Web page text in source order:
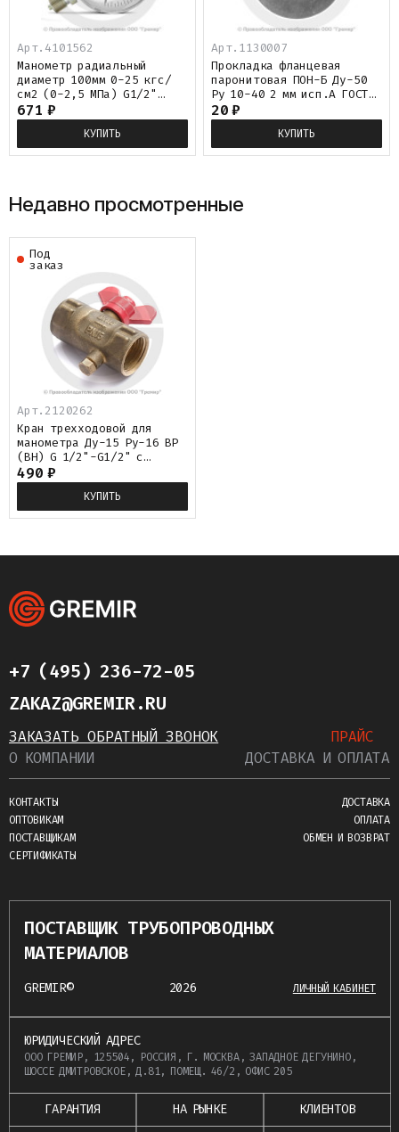
Арт.4101562
Манометр радиальный
диаметр 100мм 0-25 кгс/
см2 (0-2,5 МПа) G1/2"
МТ-100 Багория
671 ₽
КУПИТЬ
Арт.1130007
Прокладка фланцевая
паронитовая ПОН-Б Ду-50
Ру 10-40 2 мм исп.А ГОСТ
15180-86
20 ₽
КУПИТЬ
Недавно просмотренные
Арт. 2120262
Под
заказ
Кран трехходовой для
манометра Ду-15 Ру-16 ВР
(ВН) G 1/2"-G1/2" с
краном маевского ПЕНЗА
11б27п(м)2
490 ₽
КУПИТЬ
+7 (495) 236-72-05
ZAKAZ@GREMIR.RU
ЗАКАЗАТЬ ОБРАТНЫЙ ЗВОНОК
ПРАЙС
О КОМПАНИИ
КОНТАКТЫ
ОПТОВИКАМ
ПОСТАВЩИКАМ
СЕРТИФИКАТЫ
ДОСТАВКА И ОПЛАТА
ДОСТАВКА
ОПЛАТА
ОБМЕН И ВОЗВРАТ
ПОСТАВЩИК ТРУБОПРОВОДНЫХ
МАТЕРИАЛОВ
GREMIR© 2026 ЛИЧНЫЙ КАБИНЕТ
ЮРИДИЧЕСКИЙ АДРЕС
ООО ГРЕМИР, 125504, РОССИЯ, Г. МОСКВА, ЗАПАДНОЕ ДЕГУНИНО,
ШОССЕ ДМИТРОВСКОЕ, Д.81, ПОМЕЩ. 46/2, ОФИС 205
ГАРАНТИЯ НА РЫНКЕ КЛИЕНТОВ